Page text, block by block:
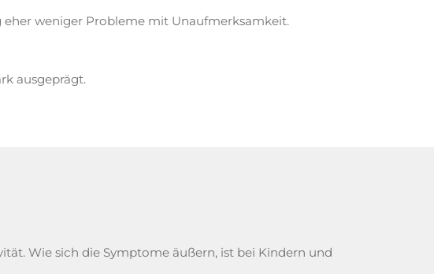
weniger Probleme mit Unaufmerksamkeit.
ausgeprägt.
Wie sich die Symptome äußern, ist bei Kindern und